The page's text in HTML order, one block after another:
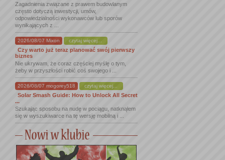
Zagadnienia związane z prawem budowlanym
często dotyczą inwestycji, umów,
odpowiedzialności wykonawców lub sporów
wynikających z ...
2026/08/07 Mixon czytaj więcej...
Czy warto już teraz planować swój pierwszy
biznes
Nie ukrywam, że coraz częściej myślę o tym,
żeby w przyszłości robić coś swojego i ...
2026/08/07 mogorey518 czytaj więcej...
Solar Smash Guide: How to Unlock All Secret
...
Szukając sposobu na nudę w pociągu, natknąłem
się w wyszukiwarce na tę wersję mobilną i ...